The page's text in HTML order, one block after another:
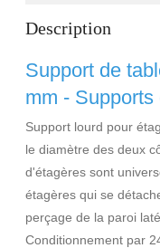
Description
Support de
mm -
Support lourd pour
le diamètre des deux
d'étagères sont
étagères qui se
perçage de la paroi
Conditionnement par